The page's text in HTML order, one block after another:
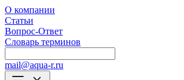
О компании
Статьи
Вопрос-Ответ
Словарь терминов
mail@aqua-r.ru